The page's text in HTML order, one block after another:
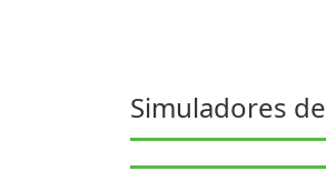
Simuladores de